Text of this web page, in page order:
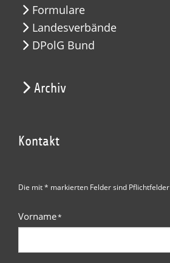
Formulare
Landesverbände
DPolG Bund
Archiv
Kontakt
Die mit * markierten Felder sind Pflichtfelder
Vorname*